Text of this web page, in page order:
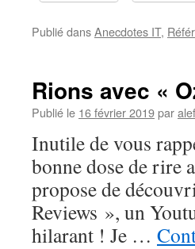
Publié dansAnecdotes IT,
Rions avec «
Publié le 16 février 2019par
Inutile de vous
bonne dose de rire
propose de
Reviews », un
hilarant ! Je …